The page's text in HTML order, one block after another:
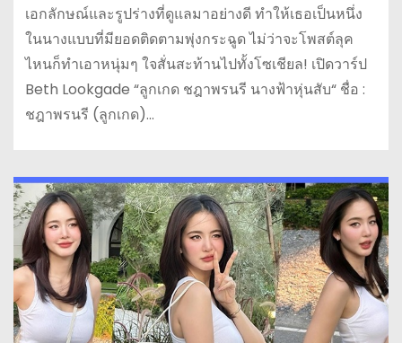
เอกลักษณ์และรูปร่างที่ดูแลมาอย่างดี ทำให้เธอเป็นหนึ่ง
ในนางแบบที่มียอดติดตามพุ่งกระฉูด ไม่ว่าจะโพสต์ลุค
ไหนก็ทำเอาหนุ่มๆ ใจสั่นสะท้านไปทั้งโซเชียล! เปิดวาร์ป
Beth Lookgade “ลูกเกด ชฎาพรนรี นางฟ้าหุ่นสับ“ ชื่อ :
ชฎาพรนรี (ลูกเกด)…